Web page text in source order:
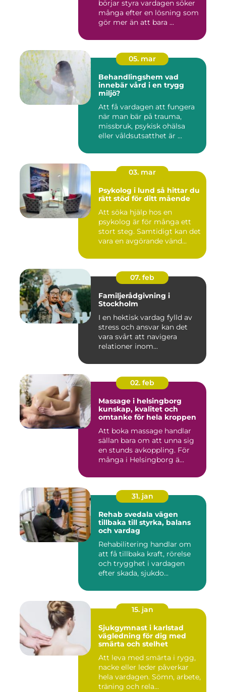
börjar styra vardagen söker
många efter en lösning som
gör mer än att bara ...
05. mar
Behandlingshem vad
innebär vård i en trygg
miljö?
Att få vardagen att fungera
när man bär på trauma,
missbruk, psykisk ohälsa
eller våldsutsatthet är ...
03. mar
Psykolog i lund så hittar du
rätt stöd för ditt mående
Att söka hjälp hos en
psykolog är för många ett
stort steg. Samtidigt kan det
vara en avgörande vänd...
07. feb
Familjerådgivning i
Stockholm
I en hektisk vardag fylld av
stress och ansvar kan det
vara svårt att navigera
relationer inom...
02. feb
Massage i helsingborg
kunskap, kvalitet och
omtanke för hela kroppen
Att boka massage handlar
sällan bara om att unna sig
en stunds avkoppling. För
många i Helsingborg ä...
31. jan
Rehab svedala vägen
tillbaka till styrka, balans
och vardag
Rehabilitering handlar om
att få tillbaka kraft, rörelse
och trygghet i vardagen
efter skada, sjukdo...
15. jan
Sjukgymnast i karlstad
vägledning för dig med
smärta och stelhet
Att leva med smärta i rygg,
nacke eller leder påverkar
hela vardagen. Sömn, arbete,
träning och rela...